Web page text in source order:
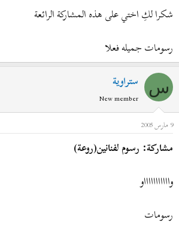
شكرا لكِ اختي على هذه المشاركة الرائعة
رسومات جميله فعلا
س ستراوية
New member
9 مارس 2005
مشاركة: رسوم لفنانين(روعة)
واااااااااااو
رسومات